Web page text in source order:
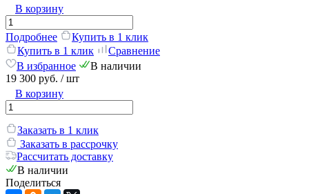
В корзину
Подробнее
Купить в 1 клик
Купить в 1 клик
Сравнение
В избранное
В наличии
19 300 руб. / шт
В корзину
Заказать в 1 клик
Заказать в рассрочку
Рассчитать доставку
В наличии
Поделиться